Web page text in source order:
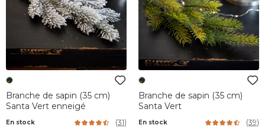
Branche de sapin (35 cm)
Santa Vert enneigé
En stock (31)
Branche de sapin (35 cm)
Santa Vert
En stock (39)